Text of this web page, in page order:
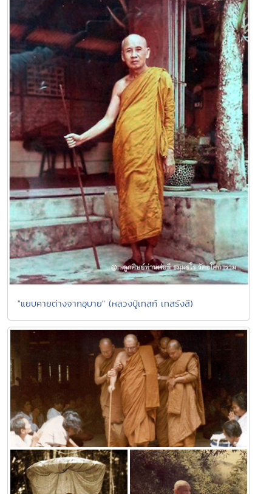
"แยบคายต่างจากอุบาย" (หลวงปู่เทสก์ เทสรังสี)